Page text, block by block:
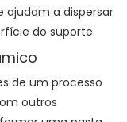
ajudam a dispersar
do suporte.
de um processo
outros